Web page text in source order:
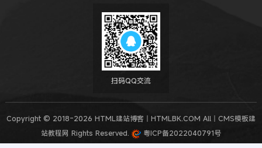
扫码QQ交流
Copyright © 2018-2026 HTML建站博客丨HTMLBK.COM All丨CMS模板建
站教程网 Rights Reserved.
粤ICP备2022040791号